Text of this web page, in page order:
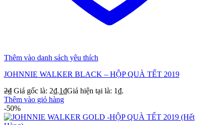
Thêm vào danh sách yêu thích
JOHNNIE WALKER BLACK – HỘP QUÀ TẾT 2019
2₫ Giá gốc là: 2₫.1₫Giá hiện tại là: 1₫.
Thêm vào giỏ hàng
-50%